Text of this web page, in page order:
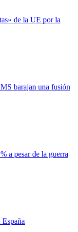
de la UE por la
barajan una fusión
a pesar de la guerra